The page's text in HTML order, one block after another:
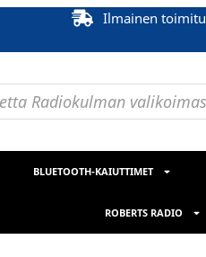
Ilmainen
BLUETOOTH-KAIUTTIMET
ROBERTS RADIO